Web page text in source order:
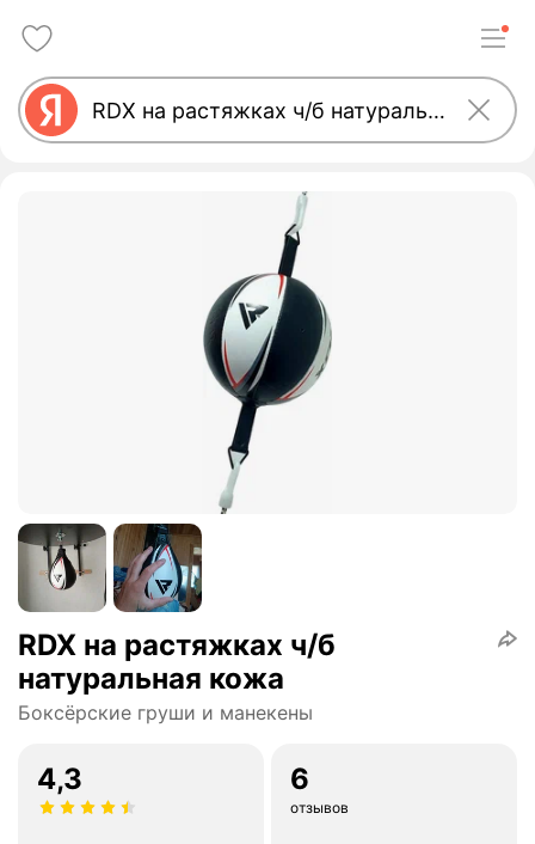
RDX на растяжках ч/б
натуральная кожа
Боксёрские груши и манекены
4,3 6
отзывов